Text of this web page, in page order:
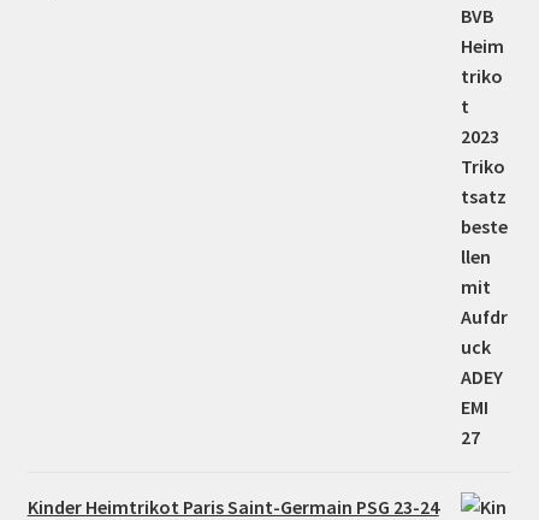
Kinder Heimtrikot Paris Saint-Germain PSG 23-24